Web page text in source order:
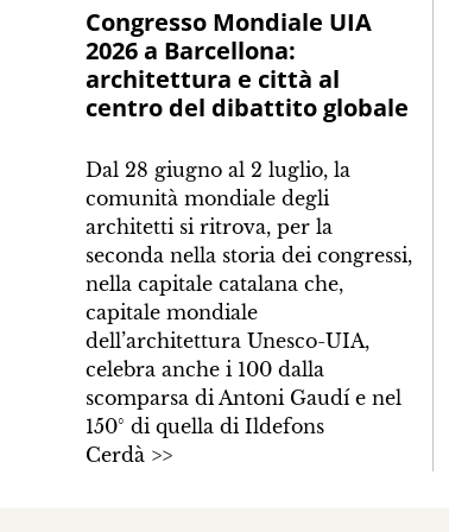
Congresso Mondiale UIA
2026 a Barcellona:
architettura e città al
centro del dibattito globale
Dal 28 giugno al 2 luglio, la
comunità mondiale degli
architetti si ritrova, per la
seconda nella storia dei congressi,
nella capitale catalana che,
capitale mondiale
dell’architettura Unesco-UIA,
celebra anche i 100 dalla
scomparsa di Antoni Gaudí e nel
150° di quella di Ildefons
Cerdà >>